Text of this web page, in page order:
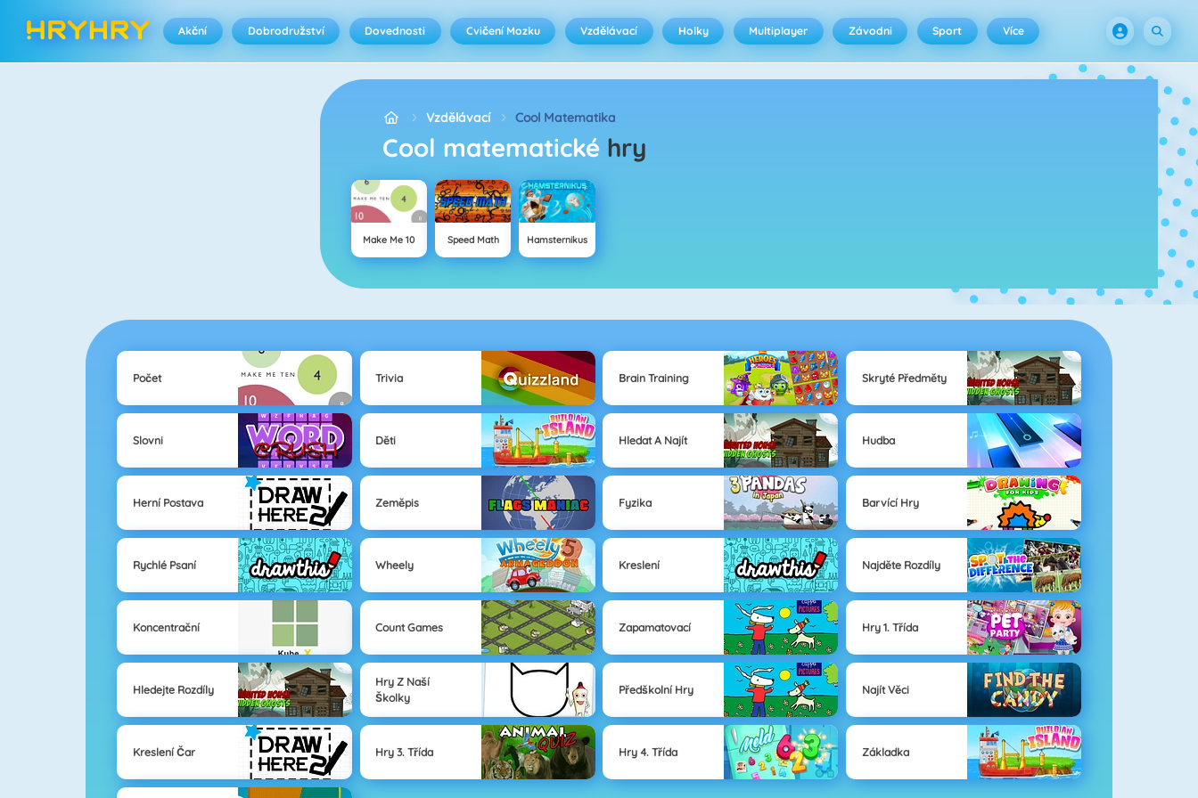
Akční Dobrodružství Dovednosti Cvičení Mozku Vzdělávací Holky Multiplayer Závodni Sport Více
Vzdělávací Cool Matematika
Cool matematické hry
Make Me 10 Speed Math Hamsternikus
Počet Trivia Brain Training Skryté Předměty
Slovni Děti Hledat A Najít Hudba
Herní Postava Zeměpis Fyzika Barvící Hry
Rychlé Psaní Wheely Kreslení Najděte Rozdíly
Koncentrační Count Games Zapamatovací Hry 1. Třída
Hledejte Rozdíly
Hry Z Naší
Školky
Předškolní Hry Najít Věci
Kreslení Čar Hry 3. Třída Hry 4. Třída Základka